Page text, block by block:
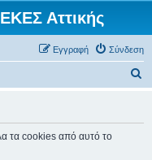
Αττικής
Σύνδεση
Εγγραφή
τα cookies από αυτό το